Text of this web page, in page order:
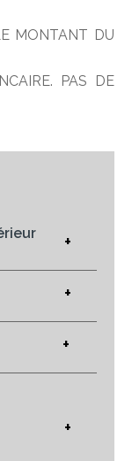
MONTANT DU
PAS DE
+
+
+
+